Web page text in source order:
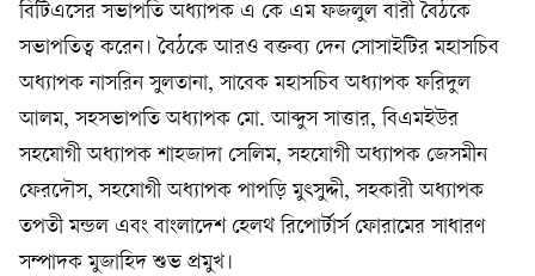
বিটিএসের সভাপতি অধ্যাপক এ কে এম ফজলুল বারী বৈঠকে
সভাপতিত্ব করেন। বৈঠকে আরও বক্তব্য দেন সোসাইটির মহাসচিব
অধ্যাপক নাসরিন সুলতানা, সাবেক মহাসচিব অধ্যাপক ফরিদুল
আলম, সহসভাপতি অধ্যাপক মো. আব্দুস সাত্তার, বিএমইউর
সহযোগী অধ্যাপক শাহজাদা সেলিম, সহযোগী অধ্যাপক জেসমীন
ফেরদৌস, সহযোগী অধ্যাপক পাপড়ি মুৎসুদ্দী, সহকারী অধ্যাপক
তপতী মন্ডল এবং বাংলাদেশ হেলথ রিপোর্টার্স ফোরামের সাধারণ
সম্পাদক মুজাহিদ শুভ প্রমুখ।